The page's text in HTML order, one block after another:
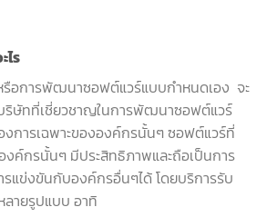
ไร
รือการพัฒนาซอฟต์แวร์แบบกำหนดเอง จะ
ษัทที่เชี่ยวชาญในการพัฒนาซอฟต์แวร์
การเฉพาะขององค์กรนั้นๆ ซอฟต์แวร์ที่
ค์กรนั้นๆ มีประสิทธิภาพและถือเป็นการ
รแข่งขันกับองค์กรอื่นๆได้ โดยบริการรับ
ลายรูปแบบ อาทิ